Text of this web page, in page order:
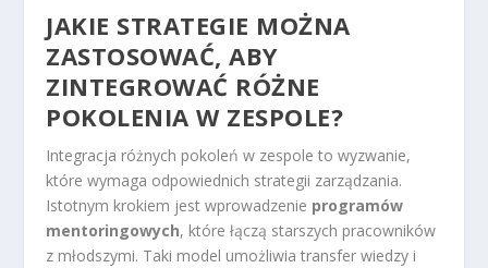
JAKIE STRATEGIE MOŻNA
ZASTOSOWAĆ, ABY
ZINTEGROWAĆ RÓŻNE
POKOLENIA W ZESPOLE?
Integracja różnych pokoleń w zespole to wyzwanie,
które wymaga odpowiednich strategii zarządzania.
Istotnym krokiem jest wprowadzenie programów
mentoringowych, które łączą starszych pracowników
z młodszymi. Taki model umożliwia transfer wiedzy i